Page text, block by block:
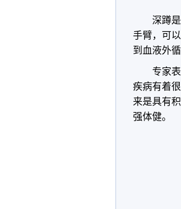
深蹲
手臂，可
到血液外
专家
疾病有着
来是具有
强体健。